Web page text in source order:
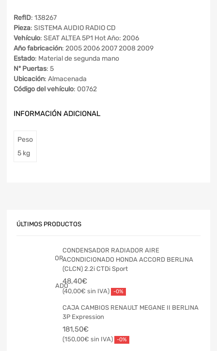
RefID: 138267
Pieza: SISTEMA AUDIO RADIO CD
Vehículo: SEAT ALTEA 5P1 Hot Año: 2006
Año fabricación: 2005 2006 2007 2008 2009
Estado: Material de segunda mano
Nº Puertas: 5
Ubicación: Almacenada
Código del vehículo: 00762
INFORMACIÓN ADICIONAL
Peso
5 kg
ÚLTIMOS PRODUCTOS
CONDENSADOR RADIADOR AIRE
ACONDICIONADO HONDA ACCORD BERLINA
(CLCN) 2.2i CTDi Sport
48,40€
40,00€ -0%
CAJA CAMBIOS RENAULT MEGANE II BERLINA
3P Expression
181,50€
150,00€ -0%